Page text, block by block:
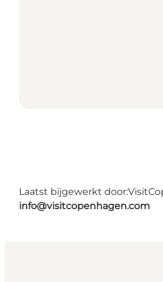
Laatst bijgewerkt door:
info@visitcopenhagen.com